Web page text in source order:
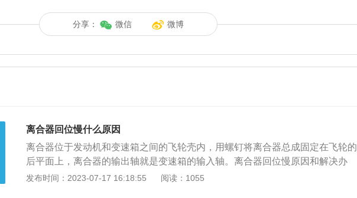
分享： 微信 微博
离合器回位慢什么原因
离合器位于发动机和变速箱之间的飞轮壳内，用螺钉将离合器总成固定在飞轮的
后平面上，离合器的输出轴就是变速箱的输入轴。离合器回位慢原因和解决办
法：1.离合器故障原因：一般由离合器片的额外磨损起，而终于发动机空转，离
发布时间：2023-07-17 16:18:55 阅读：1055